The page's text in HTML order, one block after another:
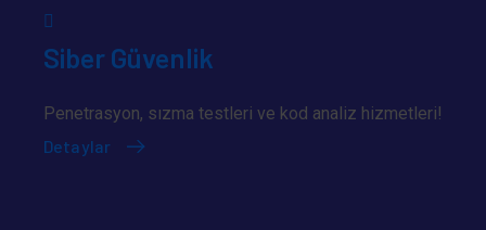
Siber Güvenlik
Penetrasyon, sızma testleri ve kod analiz hizmetleri!
Detaylar